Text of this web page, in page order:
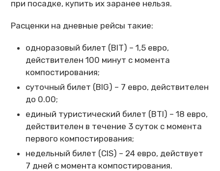
при посадке, купить их заранее нельзя.
Расценки на дневные рейсы такие:
одноразовый билет (BIT) – 1,5 евро,
действителен 100 минут с момента
компостирования;
суточный билет (BIG) – 7 евро, действителен
до 0.00;
единый туристический билет (BTI) – 18 евро,
действителен в течение 3 суток с момента
первого компостирования;
недельный билет (CIS) – 24 евро, действует
7 дней с момента компостирования.